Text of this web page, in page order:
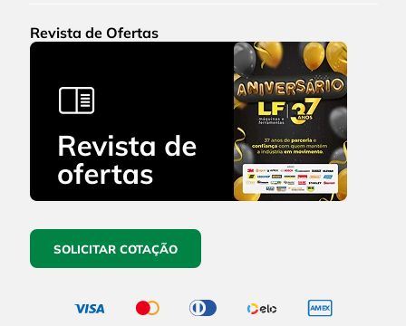
Revista de Ofertas
SOLICITAR COTAÇÃO